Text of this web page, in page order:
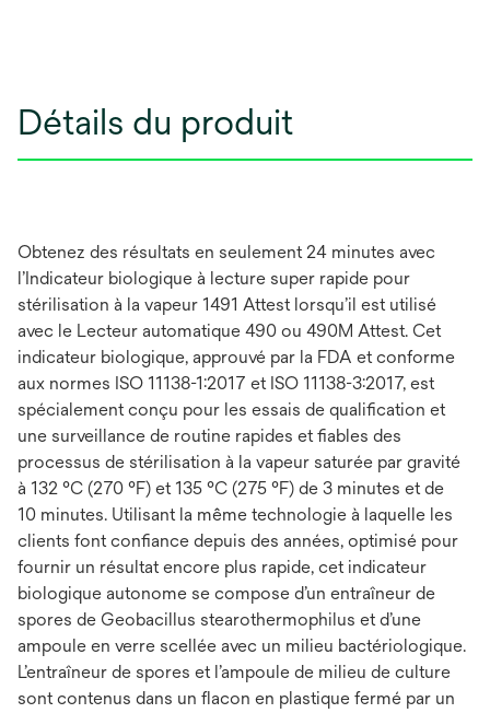
Détails du produit
Obtenez des résultats en seulement 24 minutes avec
l’Indicateur biologique à lecture super rapide pour
stérilisation à la vapeur 1491 Attest lorsqu’il est utilisé
avec le Lecteur automatique 490 ou 490M Attest. Cet
indicateur biologique, approuvé par la FDA et conforme
aux normes ISO 11138-1:2017 et ISO 11138-3:2017, est
spécialement conçu pour les essais de qualification et
une surveillance de routine rapides et fiables des
processus de stérilisation à la vapeur saturée par gravité
à 132 °C (270 °F) et 135 °C (275 °F) de 3 minutes et de
10 minutes. Utilisant la même technologie à laquelle les
clients font confiance depuis des années, optimisé pour
fournir un résultat encore plus rapide, cet indicateur
biologique autonome se compose d’un entraîneur de
spores de Geobacillus stearothermophilus et d’une
ampoule en verre scellée avec un milieu bactériologique.
L’entraîneur de spores et l’ampoule de milieu de culture
sont contenus dans un flacon en plastique fermé par un